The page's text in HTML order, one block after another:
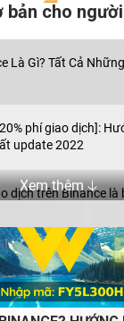
bản cho
Là Gì? Tất Cả
phí giao dịch]:
update 2022
dịch trên Binance là
P2P là gì? Cách
Xem thêm 🡣